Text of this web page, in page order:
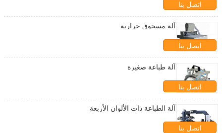
اتصل بنا
آلة مسحوق حرارية
اتصل بنا
آلة طباعة صغيرة
اتصل بنا
آلة الطباعة ذات الألوان الأربعة
اتصل بنا